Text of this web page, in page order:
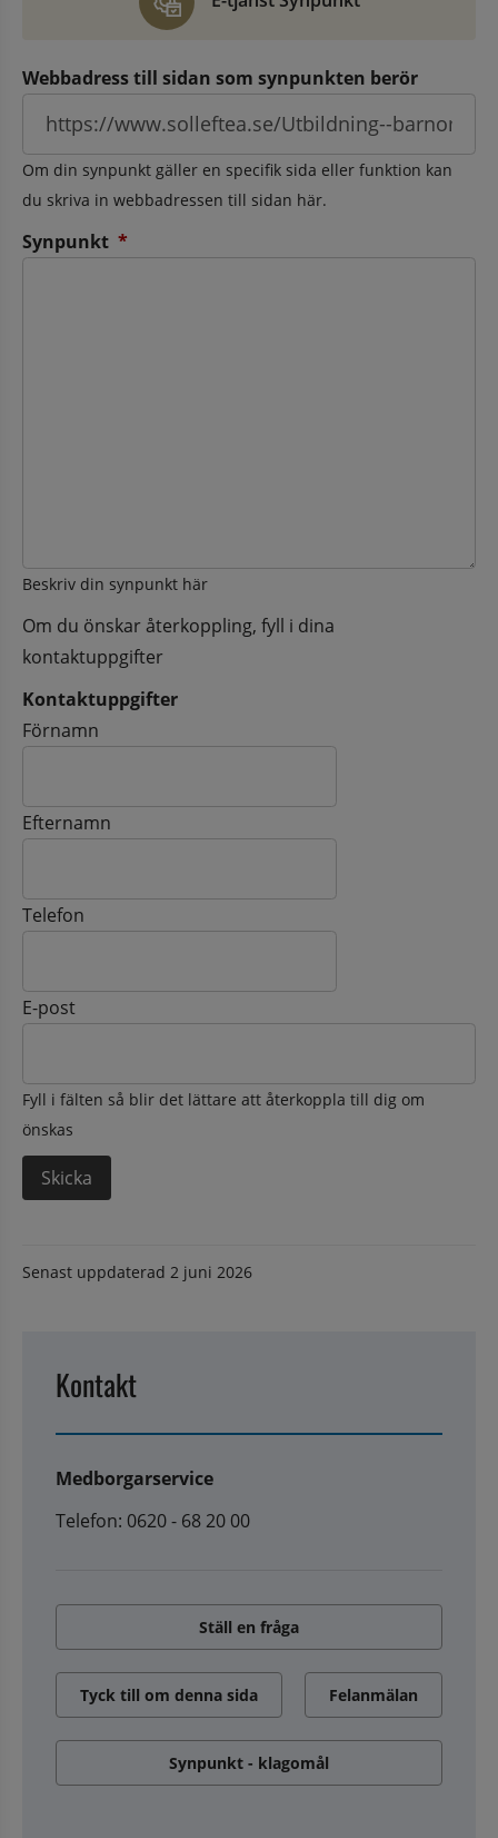
Webbadress till sidan som synpunkten berör
Om din synpunkt gäller en specifik sida eller funktion kan
du skriva in webbadressen till sidan här.
Synpunkt *
Beskriv din synpunkt här
Om du önskar återkoppling, fyll i dina
kontaktuppgifter
Kontaktuppgifter
Kontaktuppgifter
Förnamn
Efternamn
Telefon
E-post
Fyll i fälten så blir det lättare att återkoppla till dig om
önskas
Senast uppdaterad 2 juni 2026
Kontakt
Medborgarservice
Telefon: 0620 - 68 20 00
Ställ en fråga
Tyck till om denna sida Felanmälan
Synpunkt - klagomål